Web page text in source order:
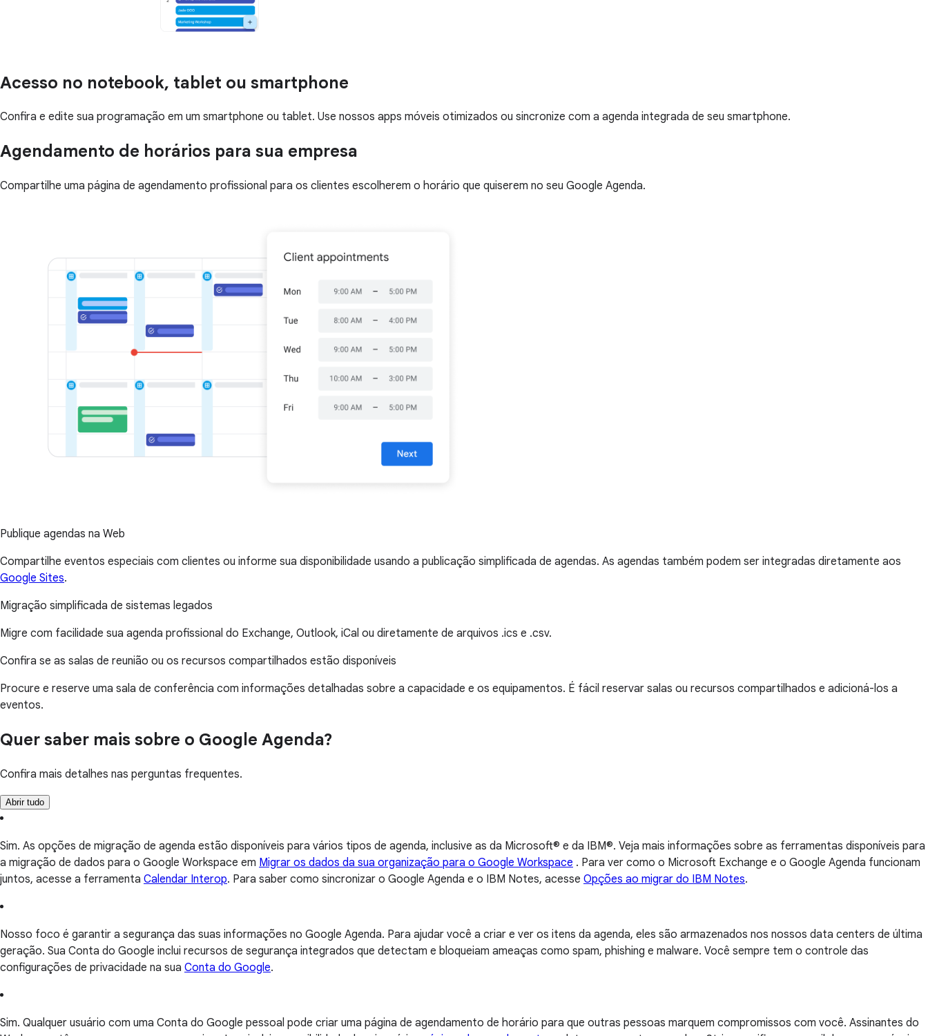
Acesso no notebook, tablet ou smartphone
Confira e edite sua programação em um smartphone ou tablet. Use nossos apps móveis otimizados ou sincronize com a agenda integrada de seu smartphone.
Agendamento de horários para sua empresa
Compartilhe uma página de agendamento profissional para os clientes escolherem o horário que quiserem no seu Google Agenda.
Publique agendas na Web
Compartilhe eventos especiais com clientes ou informe sua disponibilidade usando a publicação simplificada de agendas. As agendas também podem ser integradas diretamente aos
Google Sites.
Migração simplificada de sistemas legados
Migre com facilidade sua agenda profissional do Exchange, Outlook, iCal ou diretamente de arquivos .ics e .csv.
Confira se as salas de reunião ou os recursos compartilhados estão disponíveis
Procure e reserve uma sala de conferência com informações detalhadas sobre a capacidade e os equipamentos. É fácil reservar salas ou recursos compartilhados e adicioná-los a
eventos.
Quer saber mais sobre o Google Agenda?
Confira mais detalhes nas perguntas frequentes.
Abrir tudo
Sim. As opções de migração de agenda estão disponíveis para vários tipos de agenda, inclusive as da Microsoft® e da IBM®. Veja mais informações sobre as ferramentas disponíveis para
a migração de dados para o Google Workspace em Migrar os dados da sua organização para o Google Workspace . Para ver como o Microsoft Exchange e o Google Agenda funcionam
juntos, acesse a ferramenta Calendar Interop. Para saber como sincronizar o Google Agenda e o IBM Notes, acesse Opções ao migrar do IBM Notes.
Nosso foco é garantir a segurança das suas informações no Google Agenda. Para ajudar você a criar e ver os itens da agenda, eles são armazenados nos nossos data centers de última
geração. Sua Conta do Google inclui recursos de segurança integrados que detectam e bloqueiam ameaças como spam, phishing e malware. Você sempre tem o controle das
configurações de privacidade na sua Conta do Google.
Sim. Qualquer usuário com uma Conta do Google pessoal pode criar uma página de agendamento de horário para que outras pessoas marquem compromissos com você. Assinantes do